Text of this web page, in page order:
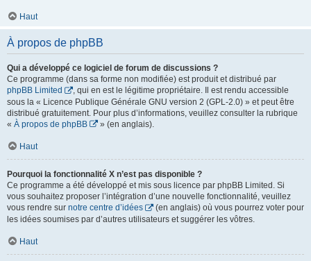
Haut
À propos de phpBB
Qui a développé ce logiciel de forum de discussions ?
Ce programme (dans sa forme non modifiée) est produit et distribué par
phpBB Limited
, qui en est le légitime propriétaire. Il est rendu accessible
sous la « Licence Publique Générale GNU version 2 (GPL-2.0) » et peut être
distribué gratuitement. Pour plus d’informations, veuillez consulter la rubrique
« À propos de phpBB » (en anglais).
Haut
Pourquoi la fonctionnalité X n’est pas disponible ?
Ce programme a été développé et mis sous licence par phpBB Limited. Si
vous souhaitez proposer l’intégration d’une nouvelle fonctionnalité, veuillez
vous rendre sur notre centre d’idées
(en anglais) où vous pourrez voter pour
les idées soumises par d’autres utilisateurs et suggérer les vôtres.
Haut